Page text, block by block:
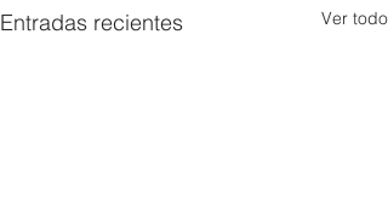
Entradas recientes Ver todo